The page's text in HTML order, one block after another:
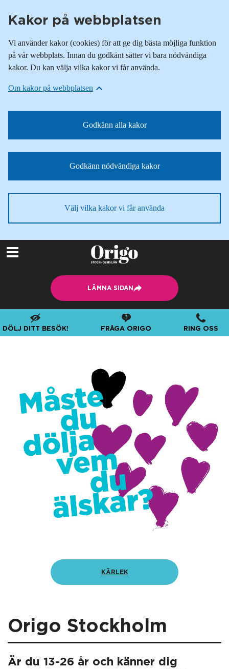
Kakor på webbplatsen
Vi använder kakor (cookies) för att ge dig bästa möjliga funktion
på vår webbplats. Innan du godkänt sätter vi bara nödvändiga
kakor. Du kan välja vilka kakor vi får använda.
Om kakor på webbplatsen
Godkänn alla kakor
Godkänn nödvändiga kakor
Välj vilka kakor vi får använda
Till
innehållet
Lämna
sidan
LÄMNA SIDAN
DÖLJ DITT BESÖK! FRÅGA ORIGO RING OSS
KÄRLEK
Origo Stockholm
Är du 13-26 år och känner dig